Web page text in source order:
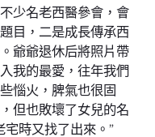
少名老西醫參會，會
目，二是成長傳承西
爺爺退休后將照片帶
我的最愛，往年我們
惱火，脾氣也很固
但也敗壞了女兒的名
時又找了出來。”